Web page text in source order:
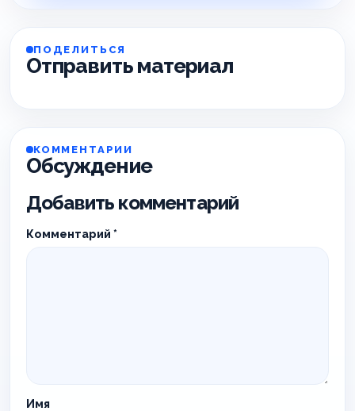
ПОДЕЛИТЬСЯ
Отправить материал
КОММЕНТАРИИ
Обсуждение
Добавить комментарий
Комментарий *
Имя